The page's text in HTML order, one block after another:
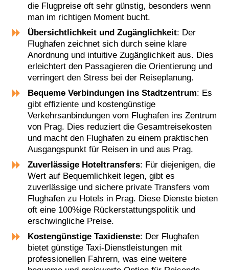
die Flugpreise oft sehr günstig, besonders wenn
man im richtigen Moment bucht.
Übersichtlichkeit und Zugänglichkeit: Der
Flughafen zeichnet sich durch seine klare
Anordnung und intuitive Zugänglichkeit aus. Dies
erleichtert den Passagieren die Orientierung und
verringert den Stress bei der Reiseplanung.
Bequeme Verbindungen ins Stadtzentrum: Es
gibt effiziente und kostengünstige
Verkehrsanbindungen vom Flughafen ins Zentrum
von Prag. Dies reduziert die Gesamtreisekosten
und macht den Flughafen zu einem praktischen
Ausgangspunkt für Reisen in und aus Prag.
Zuverlässige Hoteltransfers: Für diejenigen, die
Wert auf Bequemlichkeit legen, gibt es
zuverlässige und sichere private Transfers vom
Flughafen zu Hotels in Prag. Diese Dienste bieten
oft eine 100%ige Rückerstattungspolitik und
erschwingliche Preise.
Kostengünstige Taxidienste: Der Flughafen
bietet günstige Taxi-Dienstleistungen mit
professionellen Fahrern, was eine weitere